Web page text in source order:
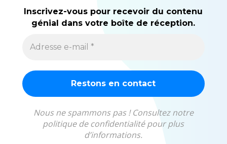
Inscrivez-vous pour recevoir du contenu
génial dans votre boîte de réception.
Nous ne spammons pas ! Consultez notre
politique de confidentialité pour plus
d’informations.